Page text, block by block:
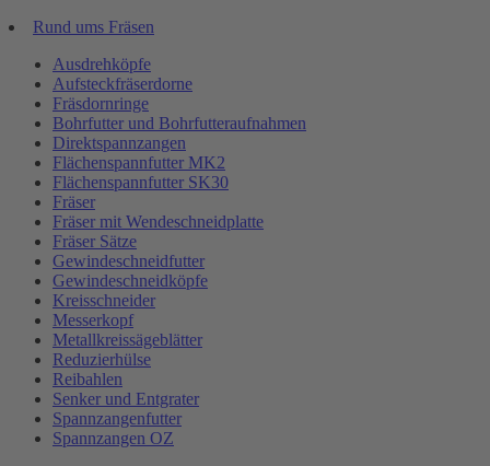
Rund ums Fräsen
Ausdrehköpfe
Aufsteckfräserdorne
Fräsdornringe
Bohrfutter und Bohrfutteraufnahmen
Direktspannzangen
Flächenspannfutter MK2
Flächenspannfutter SK30
Fräser
Fräser mit Wendeschneidplatte
Fräser Sätze
Gewindeschneidfutter
Gewindeschneidköpfe
Kreisschneider
Messerkopf
Metallkreissägeblätter
Reduzierhülse
Reibahlen
Senker und Entgrater
Spannzangenfutter
Spannzangen OZ